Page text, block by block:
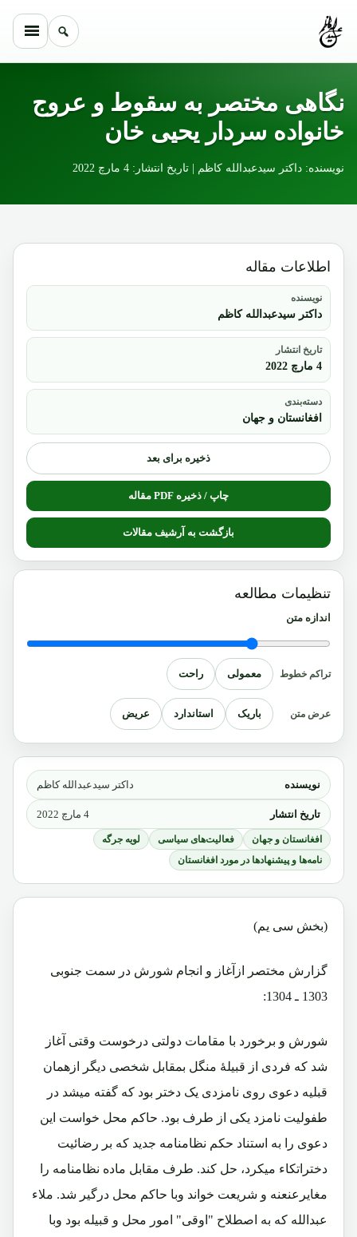
نگاهی مختصر به سقوط و عروج
خانواده سردار یحیی خان
نویسنده: داکتر سیدعبدالله کاظم | تاریخ انتشار: 4 مارچ 2022
نویسنده داکتر سیدعبدالله کاظم
تاریخ انتشار 4 مارچ 2022
افغانستان و جهان فعالیت‌های سیاسی
لویه جرگه
نامه‌ها و پیشنهادها در مورد افغانستان
(بخش سی یم)
گزارش مختصر ازآغاز و انجام شورش در سمت جنوبی
1303 ـ 1304:
شورش و برخورد با مقامات دولتی درخوست وقتی آغاز
شد که فردی از قبیلۀ منگل بمقابل شخصی دیگر ازهمان
قبلیه دعوی روی نامزدی یک دختر بود که گفته میشد در
طفولیت نامزد یکی از طرف بود. حاکم محل خواست این
دعوی را به استناد حکم نظامنامه جدید که بر رضائیت
دختراتکاء میکرد، حل کند. طرف مقابل ماده نظامنامه را
مغایرعنعنه و شریعت خواند وبا حاکم محل درگیر شد. ملاء
عبدالله که به اصطلاح "اوقی" امور محل و قبیله بود وبا
اطلاعات مقاله
نویسنده
داکتر سیدعبدالله کاظم
تاریخ انتشار
4 مارچ 2022
دسته‌بندی
افغانستان و جهان
ذخیره برای بعد
چاپ / ذخیره PDF مقاله
بازگشت به آرشیف مقالات
تنظیمات مطالعه
اندازه متن
تراکم خطوط معمولی راحت
عرض متن باریک استاندارد عریض